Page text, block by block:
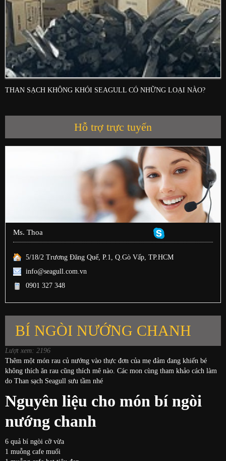
THAN SẠCH KHÔNG KHÓI SEAGULL CÓ NHỮNG LOẠI NÀO?
Hỗ trợ trực tuyến
Ms. Thoa
5/18/2 Trương Đăng Quế, P.1, Q.Gò Vấp, TP.HCM
info@seagull.com.vn
0901 327 348
BÍ NGÒI NƯỚNG CHANH
Lượt xem: 2196
Thêm một món rau củ nướng vào thực đơn của mẹ đảm đang khiến bé
không thích ăn rau cũng thích mê nào. Các mon cùng tham khảo cách làm
do Than sạch Seagull sưu tầm nhé
Nguyên liệu cho món bí ngòi
nướng chanh
6 quả bí ngòi cỡ vừa
1 muỗng cafe muối